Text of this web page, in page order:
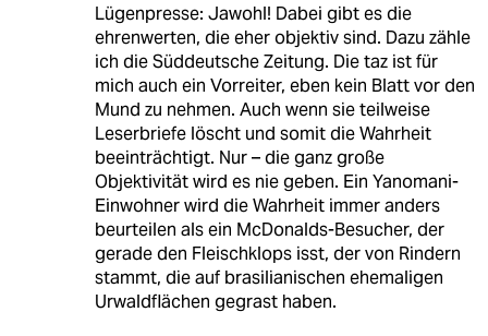
Lügenpresse: Jawohl! Dabei gibt es die
ehrenwerten, die eher objektiv sind. Dazu zähle
ich die Süddeutsche Zeitung. Die taz ist für
mich auch ein Vorreiter, eben kein Blatt vor den
Mund zu nehmen. Auch wenn sie teilweise
Leserbriefe löscht und somit die Wahrheit
beeinträchtigt. Nur – die ganz große
Objektivität wird es nie geben. Ein Yanomani-
Einwohner wird die Wahrheit immer anders
beurteilen als ein McDonalds-Besucher, der
gerade den Fleischklops isst, der von Rindern
stammt, die auf brasilianischen ehemaligen
Urwaldflächen gegrast haben.